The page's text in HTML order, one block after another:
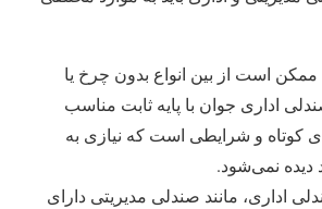
است از بین انواع بدون چرخ یا
اداری جوان با پایه ثابت مناسب
کوتاه و شرایطی است که نیازی به
دیده نمی‌شود.
اداری، مانند صندلی مدیریتی دارای